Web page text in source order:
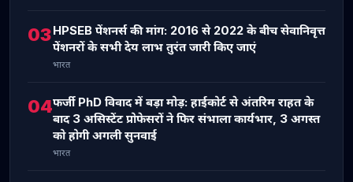
03HPSEB पेंशनर्स की मांग: 2016 से 2022 के बीच सेवानिवृत्त
पेंशनरों के सभी देय लाभ तुरंत जारी किए जाएं
भारत
04फर्जी PhD विवाद में बड़ा मोड़: हाईकोर्ट से अंतरिम राहत के
बाद 3 असिस्टेंट प्रोफेसरों ने फिर संभाला कार्यभार, 3 अगस्त
को होगी अगली सुनवाई
भारत